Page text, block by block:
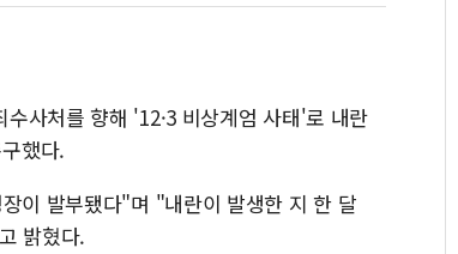
아바코, 2분기 매출 120억원
푸본현대생명, 육군 3군단과 군 장
벼랑 끝 선 '동전주' 무더기 상폐
사처를 향해 '12·3 비상계엄 사태'로 내란
했다.
이 발부됐다"며 "내란이 발생한 지 한 달
밝혔다.